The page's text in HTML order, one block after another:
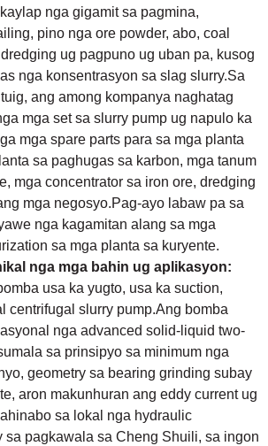
nga gigamit sa pagmina,
pino nga ore powder, abo, coal
ug pagpuno ug uban pa, kusog
nga konsentrasyon sa slag slurry.Sa
ang among kompanya naghatag
mga set sa slurry pump ug napulo ka
mga spare parts para sa mga planta
sa paghugas sa karbon, mga tanum
mga concentrator sa iron ore, dredging
mga negosyo.Pag-ayo labaw pa sa
nga kagamitan alang sa mga
sa mga planta sa kuryente.
nga mga bahin ug aplikasyon:
usa ka yugto, usa ka suction,
centrifugal slurry pump.Ang bomba
nga advanced solid-liquid two-
sa prinsipyo sa minimum nga
geometry sa bearing grinding subay
aron makunhuran ang eddy current ug
sa lokal nga hydraulic
sa pagkawala sa Cheng Shuili, sa ingon